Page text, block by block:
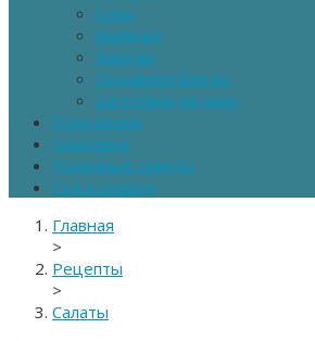
Супы
Выпечка
Закуски
Основное блюдо
Заготовки на зиму
Похудение
Здоровье
Полезные советы
Сад и огород
Главная
>
Рецепты
>
Салаты